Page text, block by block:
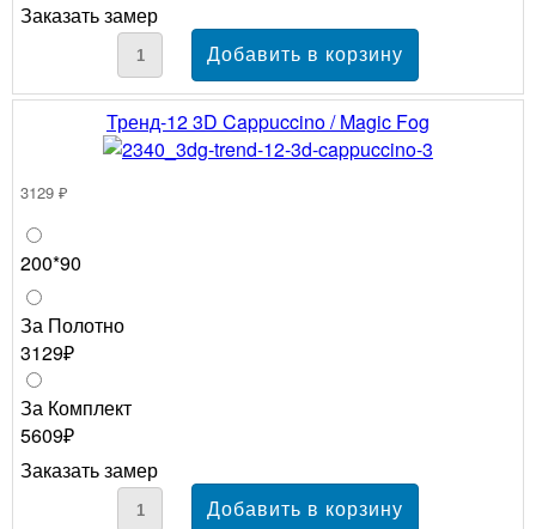
Заказать замер
Тренд-12 3D Cappuccino / Magic Fog
3129 ₽
200*90
За Полотно
3129₽
За Комплект
5609₽
Заказать замер